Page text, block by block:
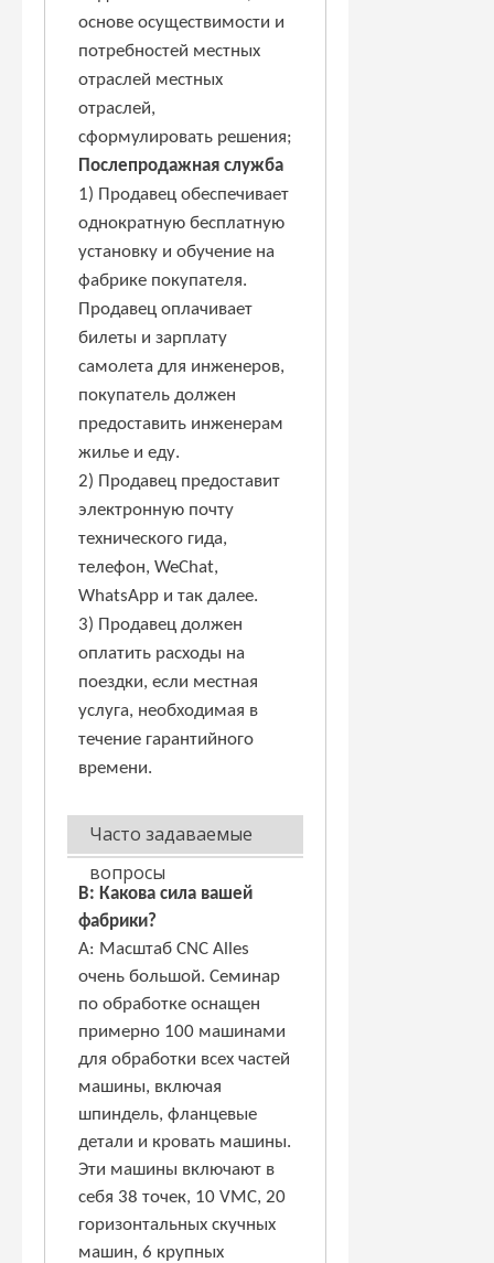
основе осуществимости и
потребностей местных
отраслей местных
отраслей,
сформулировать решения;
Послепродажная служба
1) Продавец обеспечивает
однократную бесплатную
установку и обучение на
фабрике покупателя.
Продавец оплачивает
билеты и зарплату
самолета для инженеров,
покупатель должен
предоставить инженерам
жилье и еду.
2) Продавец предоставит
электронную почту
технического гида,
телефон, WeChat,
WhatsApp и так далее.
3) Продавец должен
оплатить расходы на
поездки, если местная
услуга, необходимая в
течение гарантийного
времени.
Часто задаваемые
вопросы
В: Какова сила вашей
фабрики?
A: Масштаб CNC Alles
очень большой. Семинар
по обработке оснащен
примерно 100 машинами
для обработки всех частей
машины, включая
шпиндель, фланцевые
детали и кровать машины.
Эти машины включают в
себя 38 точек, 10 VMC, 20
горизонтальных скучных
машин, 6 крупных